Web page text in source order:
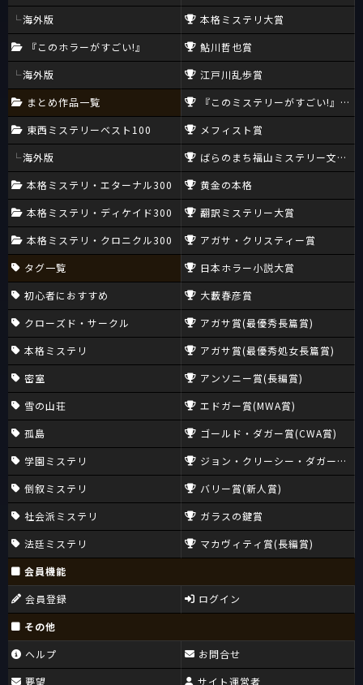
海外版
『このホラーがすごい!』
海外版
まとめ作品一覧
東西ミステリーベスト100
海外版
本格ミステリ・エターナル300
本格ミステリ・ディケイド300
本格ミステリ・クロニクル300
タグ一覧
初心者におすすめ
クローズド・サークル
本格ミステリ
密室
雪の山荘
孤島
学園ミステリ
倒叙ミステリ
社会派ミステリ
法廷ミステリ
本格ミステリ大賞
鮎川哲也賞
江戸川乱歩賞
『このミステリーがすごい!』大賞
メフィスト賞
ばらのまち福山ミステリー文学新
黄金の本格
翻訳ミステリー大賞
アガサ・クリスティー賞
日本ホラー小説大賞
大藪春彦賞
アガサ賞(最優秀長篇賞)
アガサ賞(最優秀処女長篇賞)
アンソニー賞(長編賞)
エドガー賞(MWA賞)
ゴールド・ダガー賞(CWA賞)
ジョン・クリーシー・ダガー賞
バリー賞(新人賞)
ガラスの鍵賞
マカヴィティ賞(長編賞)
会員機能
会員登録
ログイン
その他
ヘルプ
要望
お問合せ
サイト運営者